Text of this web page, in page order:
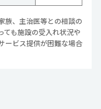
族、主治医等との相談の
も施設の受入れ状況や
ービス提供が困難な場合